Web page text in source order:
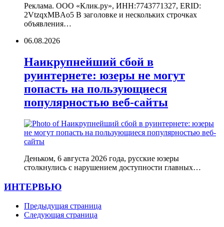
Реклама. ООО «Клик.ру», ИНН:7743771327, ERID:
2VtzqxMBAo5 В заголовке и нескольких строчках
объявления…
06.08.2026
Наикрупнейший сбой в
руинтернете: юзеры не могут
попасть на пользующиеся
популярностью веб-сайты
Деньком, 6 августа 2026 года, русские юзеры
столкнулись с нарушением доступности главных…
ИНТЕРВЬЮ
Предыдущая страница
Следующая страница